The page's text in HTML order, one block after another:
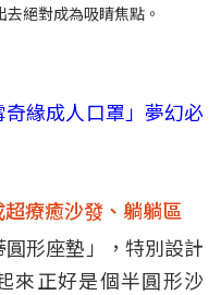
絕對成為吸睛焦點。
緣成人口罩」夢幻必
療癒沙發、躺躺區
形座墊」，特別設計
來正好是個半圓形沙